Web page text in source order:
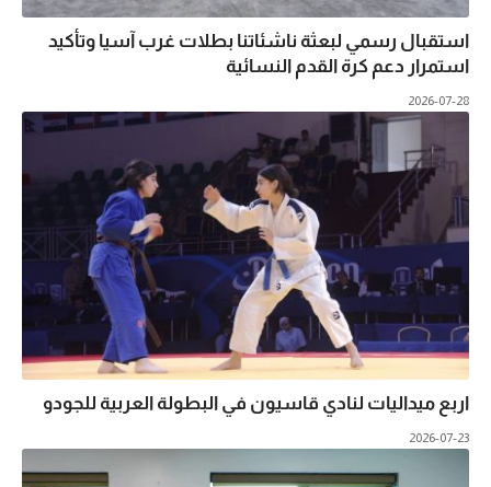
استقبال رسمي لبعثة ناشئاتنا بطلات غرب آسيا وتأكيد
استمرار دعم كرة القدم النسائية
2026-07-28
اربع ميداليات لنادي قاسيون في البطولة العربية للجودو
2026-07-23